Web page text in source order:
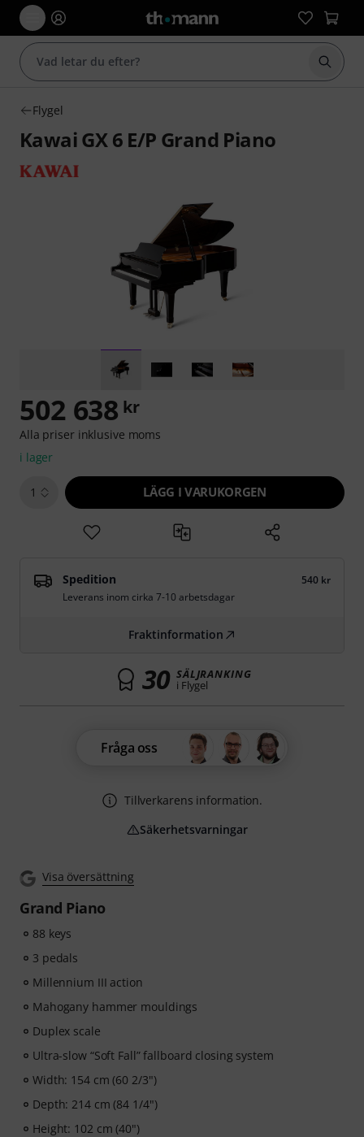
Börja
Flygel
Kawai GX 6 E/P Grand Piano
Visa översättning
Grand Piano
88 keys
3 pedals
Millennium III action
Mahogany hammer mouldings
Duplex scale
Ultra-slow “Soft Fall” fallboard closing system
Width: 154 cm (60 2/3")
Depth: 214 cm (84 1/4")
Height: 102 cm (40")
502 638 kr
Alla priser inklusive moms
i lager
1 LÄGG I VARUKORGEN
Spedition
540 kr
Leverans inom cirka 7-10 arbetsdagar
Fraktinformation
30 SÄLJRANKING
i Flygel
Fråga oss
Tillverkarens information.
Säkerhetsvarningar